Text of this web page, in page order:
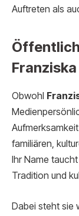
Auftreten als
Obwohl
familiären,
Ihr Name
Tradition und
Dabei steht sie